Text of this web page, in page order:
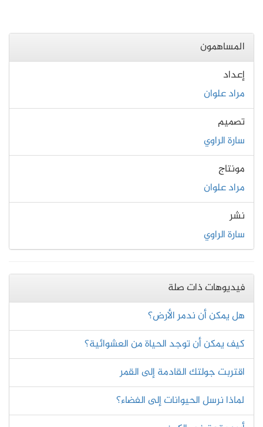
المساهمون
إعداد
مراد علوان
تصميم
سارة الراوي
مونتاج
مراد علوان
نشر
سارة الراوي
فيديوهات ذات صلة
هل يمكن أن ندمر الأرض؟
كيف يمكن أن توجد الحياة من العشوائية؟
اقتربت جولتك القادمة إلى القمر
لماذا نرسل الحيوانات إلى الفضاء؟